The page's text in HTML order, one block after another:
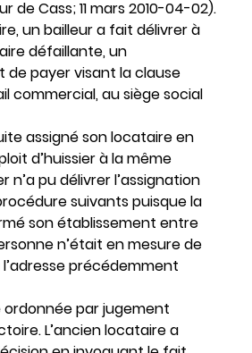
de Cass; 11 mars 2010-04-02).
un bailleur a fait délivrer à
défaillante, un
payer visant la clause
commercial, au siège social
assigné son locataire en
d’huissier à la même
n’a pu délivrer l’assignation
suivants puisque la
son établissement entre
n’était en mesure de
précédemment
ordonnée par jugement
L’ancien locataire a